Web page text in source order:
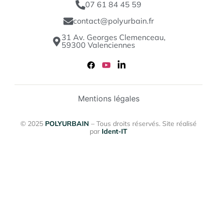
07 61 84 45 59
contact@polyurbain.fr
31 Av. Georges Clemenceau,
59300 Valenciennes
© 2025 POLYURBAIN – Tous droits réservés. Site réalisé
par Ident-IT
Mentions légales